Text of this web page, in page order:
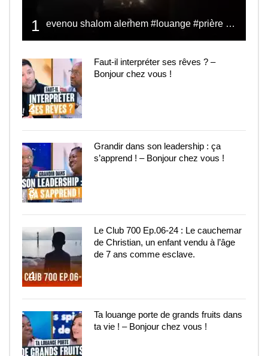
1 evenou shalom alerhem #louange #prière #shalom
2
Faut-il interpréter ses rêves ? –
Bonjour chez vous !
3
Grandir dans son leadership : ça
s’apprend ! – Bonjour chez vous !
4
Le Club 700 Ep.06-24 : Le cauchemar
de Christian, un enfant vendu à l’âge
de 7 ans comme esclave.
Ta louange porte de grands fruits dans
ta vie ! – Bonjour chez vous !